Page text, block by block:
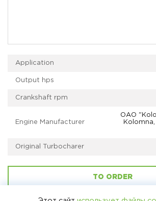
Application
Output hps
Crankshaft rpm
Engine Manufacturer
OАО
Original Turbocharer
TO ORDER